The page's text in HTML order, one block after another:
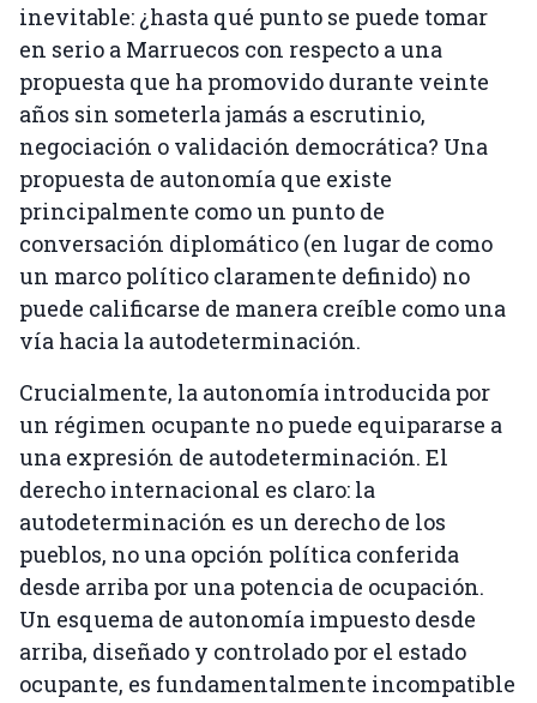
inevitable: ¿hasta qué punto se puede tomar
en serio a Marruecos con respecto a una
propuesta que ha promovido durante veinte
años sin someterla jamás a escrutinio,
negociación o validación democrática? Una
propuesta de autonomía que existe
principalmente como un punto de
conversación diplomático (en lugar de como
un marco político claramente definido) no
puede calificarse de manera creíble como una
vía hacia la autodeterminación.
Crucialmente, la autonomía introducida por
un régimen ocupante no puede equipararse a
una expresión de autodeterminación. El
derecho internacional es claro: la
autodeterminación es un derecho de los
pueblos, no una opción política conferida
desde arriba por una potencia de ocupación.
Un esquema de autonomía impuesto desde
arriba, diseñado y controlado por el estado
ocupante, es fundamentalmente incompatible